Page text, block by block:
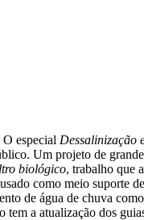
especial Dessalinização
Um projeto de
biológico, trabalho que
como meio suporte
de água de chuva
tem a atualização dos